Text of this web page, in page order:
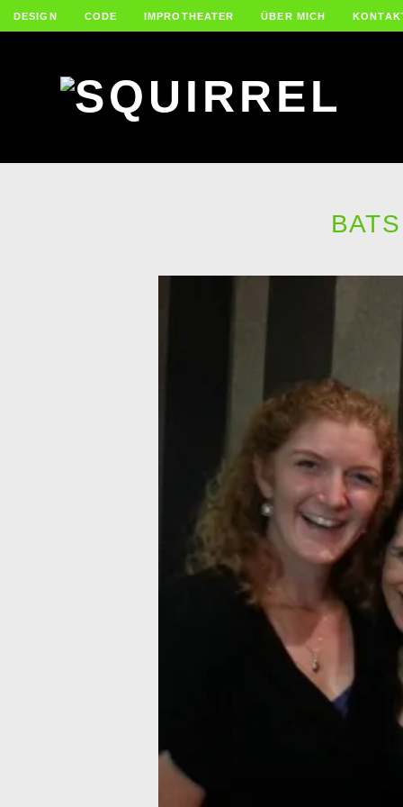
DESIGN CODE IMPROTHEATER ÜBER MICH